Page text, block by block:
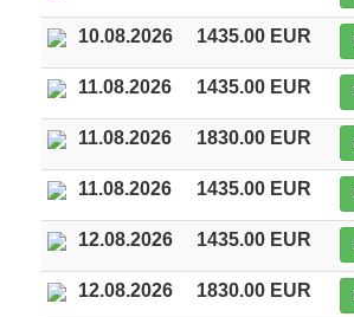
10.08.2026 1435.00 EUR
11.08.2026 1435.00 EUR
11.08.2026 1830.00 EUR
11.08.2026 1435.00 EUR
12.08.2026 1435.00 EUR
12.08.2026 1830.00 EUR